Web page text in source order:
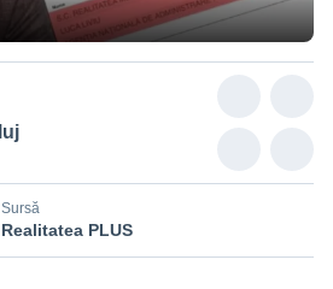
Sursă
Realitatea PLUS